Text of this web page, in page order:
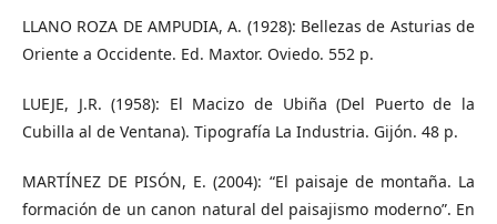
LLANO ROZA DE AMPUDIA, A. (1928): Bellezas de Asturias de
Oriente a Occidente. Ed. Maxtor. Oviedo. 552 p.
LUEJE, J.R. (1958): El Macizo de Ubiña (Del Puerto de la
Cubilla al de Ventana). Tipografía La Industria. Gijón. 48 p.
MARTÍNEZ DE PISÓN, E. (2004): “El paisaje de montaña. La
formación de un canon natural del paisajismo moderno”. En